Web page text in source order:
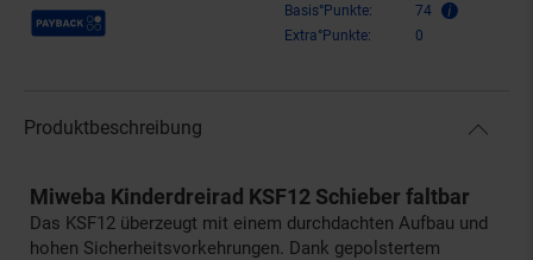
Payback Punkte Basis°Punkte:
74
Extra°Punkte:
0
Produktbeschreibung
Miweba Kinderdreirad KSF12 Schieber faltbar
Das KSF12 überzeugt mit einem durchdachten Aufbau und
hohen Sicherheitsvorkehrungen. Dank gepolstertem